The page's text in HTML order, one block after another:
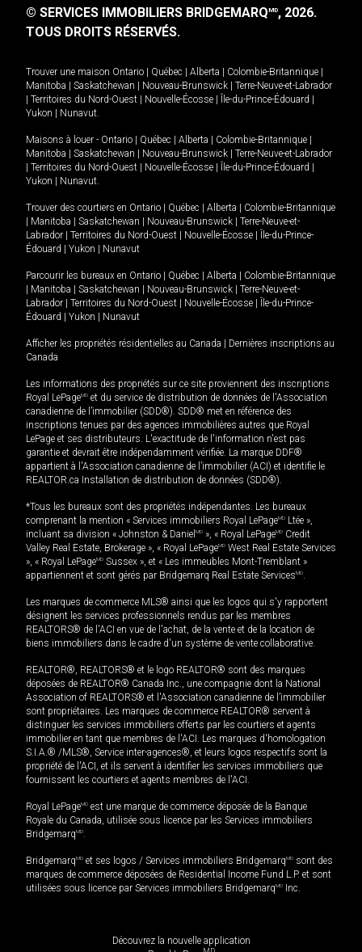
© SERVICES IMMOBILIERS BRIDGEMARQMD, 2026.
TOUS DROITS RÉSERVÉS.
Trouver une maison Ontario | Québec | Alberta | Colombie-Britannique |
Manitoba | Saskatchewan | Nouveau-Brunswick | Terre-Neuve-et-Labrador
| Territoires du Nord-Ouest | Nouvelle-Écosse | Île-du-Prince-Édouard |
Yukon | Nunavut.
Maisons à louer - Ontario | Québec | Alberta | Colombie-Britannique |
Manitoba | Saskatchewan | Nouveau-Brunswick | Terre-Neuve-et-Labrador
| Territoires du Nord-Ouest | Nouvelle-Écosse | Île-du-Prince-Édouard |
Yukon | Nunavut.
Trouver des courtiers en Ontario | Québec | Alberta | Colombie-Britannique
| Manitoba | Saskatchewan | Nouveau-Brunswick | Terre-Neuve-et-
Labrador | Territoires du Nord-Ouest | Nouvelle-Écosse | Île-du-Prince-
Édouard | Yukon | Nunavut
Parcourir les bureaux en Ontario | Québec | Alberta | Colombie-Britannique
| Manitoba | Saskatchewan | Nouveau-Brunswick | Terre-Neuve-et-
Labrador | Territoires du Nord-Ouest | Nouvelle-Écosse | Île-du-Prince-
Édouard | Yukon | Nunavut
Afficher les propriétés résidentielles au Canada | Dernières inscriptions au
Canada
Les informations des propriétés sur ce site proviennent des inscriptions
Royal LePageMD et du service de distribution de données de l'Association
canadienne de l’immobilier (SDD®). SDD® met en référence des
inscriptions tenues par des agences immobilières autres que Royal
LePage et ses distributeurs. L'exactitude de l'information n'est pas
garantie et devrait être indépendamment vérifiée. La marque DDF®
appartient à l'Association canadienne de l’immobilier (ACI) et identifie le
REALTOR.ca Installation de distribution de données (SDD®).
*Tous les bureaux sont des propriétés indépendantes. Les bureaux
comprenant la mention « Services immobiliers Royal LePageMD Ltée »,
incluant sa division « Johnston & Daniel MD », « Royal LePageMD Credit
Valley Real Estate, Brokerage », « Royal LePageMD West Real Estate Services
», « Royal LePageMD Sussex », et « Les immeubles Mont-Tremblant »
appartiennent et sont gérés par Bridgemarq Real Estate ServicesMD.
Les marques de commerce MLS® ainsi que les logos qui s'y rapportent
désignent les services professionnels rendus par les membres
REALTORS® de l'ACI en vue de l'achat, de la vente et de la location de
biens immobiliers dans le cadre d'un système de vente collaborative.
REALTOR®, REALTORS® et le logo REALTOR® sont des marques
déposées de REALTOR® Canada Inc., une compagnie dont la National
Association of REALTORS® et l'Association canadienne de l’immobilier
sont propriétaires. Les marques de commerce REALTOR® servent à
distinguer les services immobiliers offerts par les courtiers et agents
immobilier en tant que membres de l'ACI. Les marques d'homologation
S.I.A.® /MLS®, Service inter-agences®, et leurs logos respectifs sont la
propriété de l'ACI, et ils servent à identifier les services immobiliers que
fournissent les courtiers et agents membres de l'ACI.
Royal LePageMD est une marque de commerce déposée de la Banque
Royale du Canada, utilisée sous licence par les Services immobiliers
BridgemarqMD.
BridgemarqMD et ses logos / Services immobiliers BridgemarqMD sont des
marques de commerce déposées de Residential Income Fund L.P. et sont
utilisées sous licence par Services immobiliers BridgemarqMD Inc.
Découvrez la nouvelle application